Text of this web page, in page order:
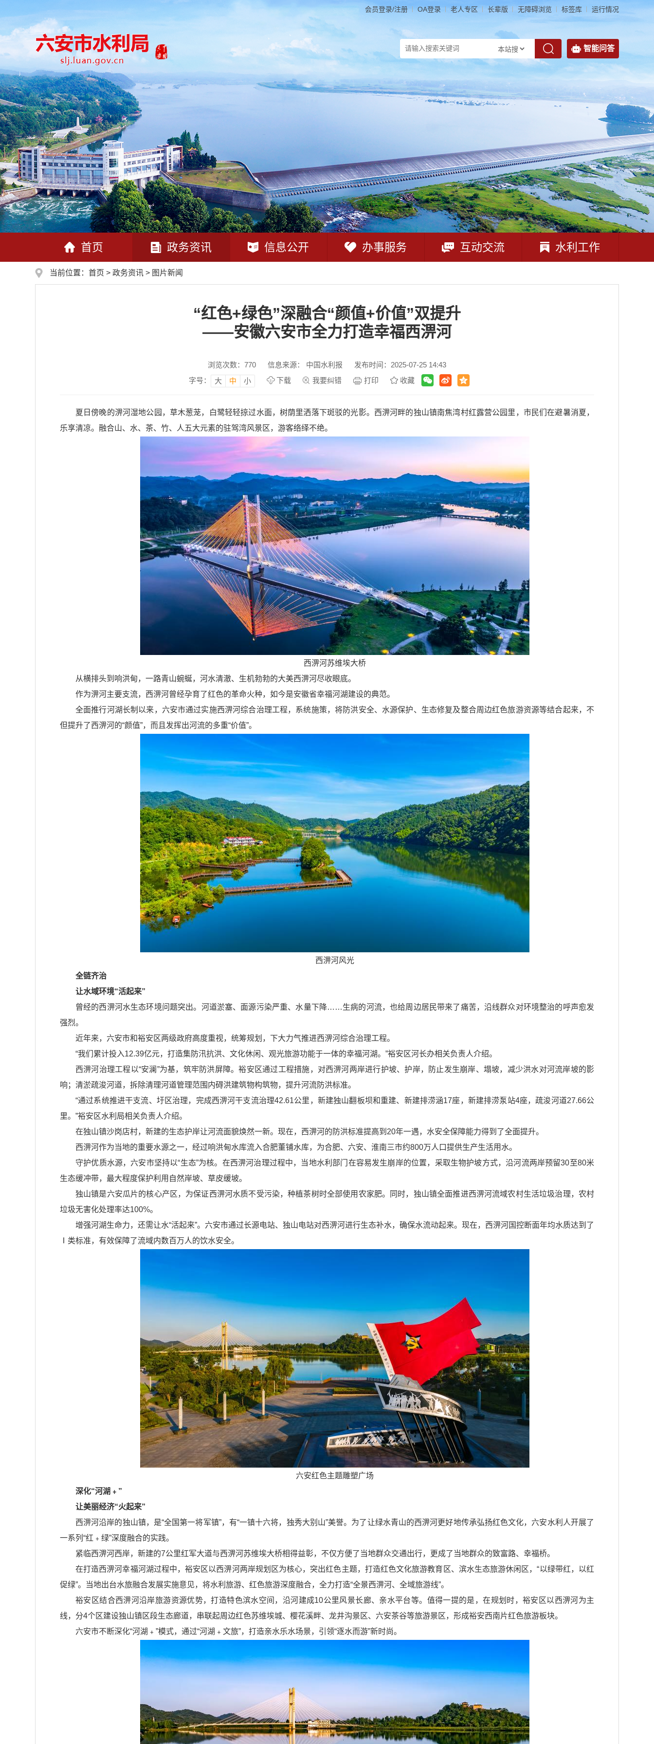
会员登录/注册 OA登录 老人专区 长辈版 无障碍浏览 标签库 运行情况
智能问答
首页 政务资讯 信息公开 办事服务 互动交流 水利工作
当前位置： 首页 > 政务资讯 > 图片新闻
“红色+绿色”深融合“颜值+价值”双提升
——安徽六安市全力打造幸福西淠河
浏览次数： 770 信息来源： 中国水利报
发布时间：2025-07-25 14:43
字号：
大 中 小 下载 我要纠错 打印 收藏
夏日傍晚的淠河湿地公园，草木葱茏，白鹭轻轻掠过水面，树荫里洒落下斑驳的光影。西淠河畔的独山镇南焦湾村红露营公园里，市民们在避暑消夏，
乐享清凉。融合山、水、茶、竹、人五大元素的驻驾湾风景区，游客络绎不绝。
西淠河苏维埃大桥
从横排头到响洪甸，一路青山蜿蜒，河水清澈、生机勃勃的大美西淠河尽收眼底。
作为淠河主要支流，西淠河曾经孕育了红色的革命火种，如今是安徽省幸福河湖建设的典范。
全面推行河湖长制以来，六安市通过实施西淠河综合治理工程，系统施策，将防洪安全、水源保护、生态修复及整合周边红色旅游资源等结合起来，不
但提升了西淠河的“颜值”，而且发挥出河流的多重“价值”。
西淠河风光
全链齐治
让水域环境“活起来”
曾经的西淠河水生态环境问题突出。河道淤塞、面源污染严重、水量下降……生病的河流，也给周边居民带来了痛苦，沿线群众对环境整治的呼声愈发
强烈。
近年来，六安市和裕安区两级政府高度重视，统筹规划，下大力气推进西淠河综合治理工程。
“我们累计投入12.39亿元，打造集防汛抗洪、文化休闲、观光旅游功能于一体的幸福河湖。”裕安区河长办相关负责人介绍。
西淠河治理工程以“安澜”为基，筑牢防洪屏障。裕安区通过工程措施，对西淠河两岸进行护坡、护岸，防止发生崩岸、塌坡，减少洪水对河流岸坡的影
响；清淤疏浚河道，拆除清理河道管理范围内碍洪建筑物构筑物，提升河流防洪标准。
“通过系统推进干支流、圩区治理，完成西淠河干支流治理42.61公里，新建独山翻板坝和重建、新建排涝涵17座，新建排涝泵站4座，疏浚河道27.66公
里。”裕安区水利局相关负责人介绍。
在独山镇沙岗店村，新建的生态护岸让河流面貌焕然一新。现在，西淠河的防洪标准提高到20年一遇，水安全保障能力得到了全面提升。
西淠河作为当地的重要水源之一，经过响洪甸水库流入合肥董铺水库，为合肥、六安、淮南三市约800万人口提供生产生活用水。
守护优质水源，六安市坚持以“生态”为核。在西淠河治理过程中，当地水利部门在容易发生崩岸的位置，采取生物护坡方式，沿河流两岸预留30至80米
生态缓冲带，最大程度保护利用自然岸坡、草皮缓坡。
独山镇是六安瓜片的核心产区，为保证西淠河水质不受污染，种植茶树时全部使用农家肥。同时，独山镇全面推进西淠河流域农村生活垃圾治理，农村
垃圾无害化处理率达100%。
增强河湖生命力，还需让水“活起来”。六安市通过长源电站、独山电站对西淠河进行生态补水，确保水流动起来。现在，西淠河国控断面年均水质达到了
Ⅰ类标准，有效保障了流域内数百万人的饮水安全。
六安红色主题雕塑广场
深化“河湖﹢”
让美丽经济“火起来”
西淠河沿岸的独山镇，是“全国第一将军镇”，有“一镇十六将，独秀大别山”美誉。为了让绿水青山的西淠河更好地传承弘扬红色文化，六安水利人开展了
一系列“红﹢绿”深度融合的实践。
紧临西淠河西岸，新建的7公里红军大道与西淠河苏维埃大桥相得益彰，不仅方便了当地群众交通出行，更成了当地群众的致富路、幸福桥。
在打造西淠河幸福河湖过程中，裕安区以西淠河两岸规划区为核心，突出红色主题，打造红色文化旅游教育区、滨水生态旅游休闲区，“以绿带红，以红
促绿”。当地出台水旅融合发展实施意见，将水利旅游、红色旅游深度融合，全力打造“全景西淠河、全域旅游线”。
裕安区结合西淠河沿岸旅游资源优势，打造特色滨水空间，沿河建成10公里风景长廊、亲水平台等。值得一提的是，在规划时，裕安区以西淠河为主
线，分4个区建设独山镇区段生态廊道，串联起周边红色苏维埃城、樱花溪畔、龙井沟景区、六安茶谷等旅游景区，形成裕安西南片红色旅游板块。
六安市不断深化“河湖﹢”模式，通过“河湖﹢文旅”，打造亲水乐水场景，引领“逐水而游”新时尚。